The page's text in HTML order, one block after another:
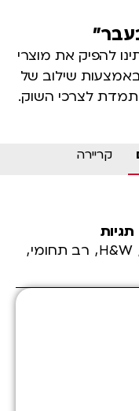
להפיק את מוצרי
באמצעות שילוב של
לצרכי השוק.
קריירה
H&W
רב תחומי